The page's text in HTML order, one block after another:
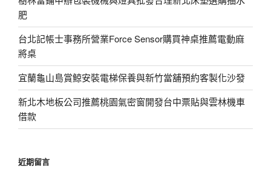
肥
台北記帳士事務所營業Force Sensor購買神桌推薦電動麻
將桌
宜蘭龜山島賞鯨安裝電梯保養與新竹當舖預約客製化沙發
新北木地板公司推薦桃園氣密窗開發台中票貼與雲林機車
借款
近期留言